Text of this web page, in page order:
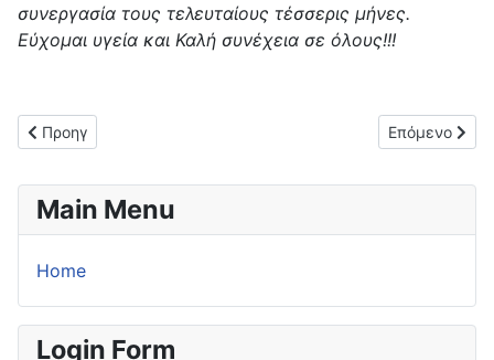
συνεργασία τους τελευταίους τέσσερις μήνες.
Εύχομαι υγεία και Καλή συνέχεια σε όλους!!!
Προηγούμενο άρθρο: Τρεις μεταγραφικές προσθήκες για τον
Προηγ Επόμενο
Επόμενο
Main Menu
Home
Login Form